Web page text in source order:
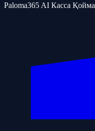
Paloma365 AI Касса Қойма